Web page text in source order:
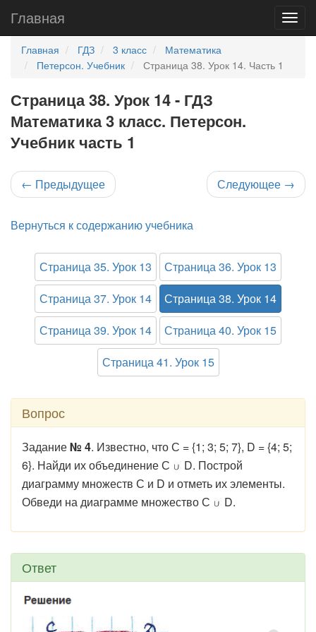
Главная
Главная ГДЗ 3 класс
Математика
Петерсон. Учебник
Страница 38. Урок 14. Часть 1
Страница 38. Урок 14 - ГДЗ
Математика 3 класс. Петерсон.
Учебник часть 1
← Предыдущее Следующее →
Вернуться к содержанию учебника
Страница 35. Урок 13
Страница 36. Урок 13
Страница 37. Урок 14
Страница 38. Урок 14
Страница 39. Урок 14
Страница 40. Урок 15
Страница 41. Урок 15
Вопрос
Задание№ 4. Известно, что С = {1; 3; 5; 7}, D = {4; 5;
6}. Найди их объединение С
D. Построй
диаграмму множеств С и D и отметь их элементы.
Обведи на диаграмме множество С
D.
Ответ